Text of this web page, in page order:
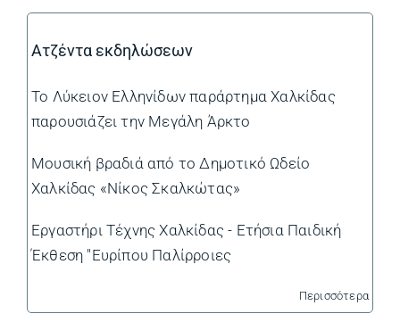
Ατζέντα εκδηλώσεων
Το Λύκειον Ελληνίδων παράρτημα Χαλκίδας
παρουσιάζει την Μεγάλη Άρκτο
Μουσική βραδιά από το Δημοτικό Ωδείο
Χαλκίδας «Νίκος Σκαλκώτας»
Εργαστήρι Τέχνης Χαλκίδας - Ετήσια Παιδική
Έκθεση "Ευρίπου Παλίρροιες
Περισσότερα